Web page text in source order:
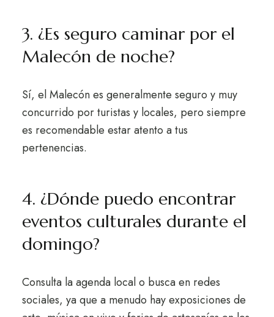
3. ¿Es seguro caminar por el
Malecón de noche?
Sí, el Malecón es generalmente seguro y muy
concurrido por turistas y locales, pero siempre
es recomendable estar atento a tus
pertenencias.
4. ¿Dónde puedo encontrar
eventos culturales durante el
domingo?
Consulta la agenda local o busca en redes
sociales, ya que a menudo hay exposiciones de